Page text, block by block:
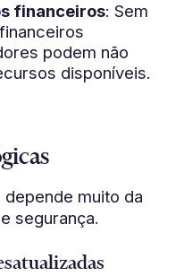
financeiros: Sem
podem não
disponíveis.
muito da
segurança.